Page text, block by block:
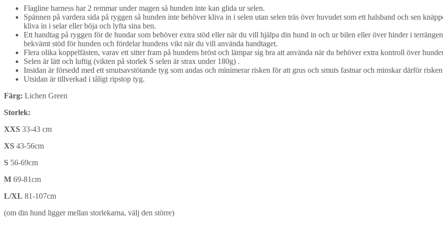
Flagline harness har 2 remmar under magen så hunden inte kan glida ur selen.
Spännen på vardera sida på ryggen så hunden inte behöver kliva in i selen utan selen träs över huvudet som ett halsband och sen
kliva in i selar eller böja och lyfta sina ben.
Ett handtag på ryggen för de hundar som behöver extra stöd eller när du vill hjälpa din hund in och ur bilen eller över hinder i
bekvämt stöd för hunden och fördelar hundens vikt när du vill använda handtaget.
Flera olika koppelfästen, varav ett sitter fram på hundens bröst och lämpar sig bra att använda när du behöver extra kontroll över
Selen är lätt och luftig (vikten på storlek S selen är strax under 180g) .
Insidan är försedd med ett smutsavstötande tyg som andas och minimerar risken för att grus och smuts fastnar och minskar därför
Utsidan är tillverkad i tåligt ripstop tyg.
Färg: Lichen Green
Storlek:
XXS 33-43 cm
XS 43-56cm
S 56-69cm
M 69-81cm
L/XL 81-107cm
(om din hund ligger mellan storlekarna, välj den större)